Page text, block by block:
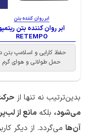
ابر روان کننده بتن
ابر روان کننده بتن
RETEMPO
حفظ کارایی و اسلامپ بتن
حمل طولانی و هوای گرم
بدین‌ترتیب نه تنها از
می‌شود، بلکه مانع از
آن‌ها می‌گردد. از دیگر